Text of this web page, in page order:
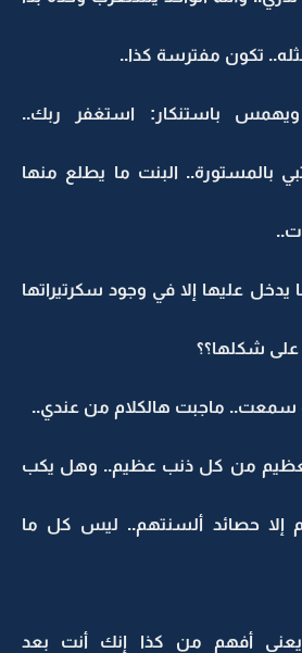
تكون مفترسة كذا..
ويهمس باستنكار: استغفر ربك..
بالمستورة.. البنت ما يطلع منها
عليها إلا في وجود سكرتيراتها
على شكلها؟؟
سمعت.. ماجبت هالكلام من عندي..
العظيم من كل ذنب عظيم.. وهل يكب
إلا حصائد ألسنتهم.. ليس كل ما
يعني أفهم من كذا إنك أنت بعد